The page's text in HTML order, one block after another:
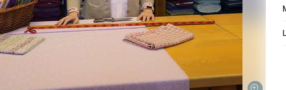
Skip to main content